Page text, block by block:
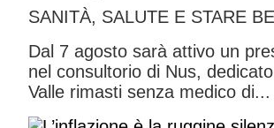
SANITÀ, SALUTE E STARE
Dal 7 agosto sarà attivo un
nel consultorio di Nus,
Valle rimasti senza medico di...